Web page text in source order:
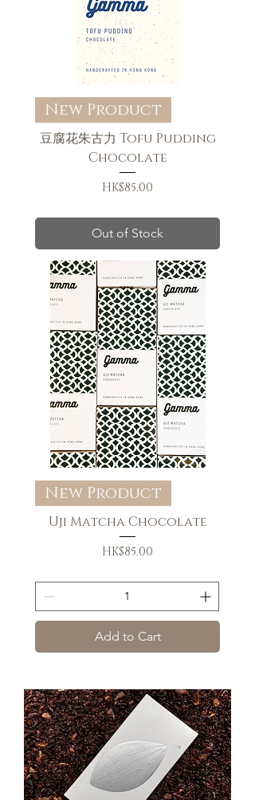
New Product
豆腐花朱古力 Tofu Pudding
Chocolate
Price
HK$85.00
Out of Stock
New Product
Uji Matcha Chocolate
Price
HK$85.00
Add to Cart